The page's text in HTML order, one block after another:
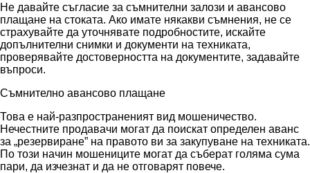
Не давайте съгласие за съмнителни залози и авансово
плащане на стоката. Ако имате някакви съмнения, не се
страхувайте да уточнявате подробностите, искайте
допълнителни снимки и документи на техниката,
проверявайте достоверността на документите, задавайте
въпроси.
Съмнително авансово плащане
Това е най-разпространеният вид мошеничество.
Нечестните продавачи могат да поискат определен аванс
за „резервиране” на правото ви за закупуване на техниката.
По този начин мошениците могат да съберат голяма сума
пари, да изчезнат и да не отговарят повече.